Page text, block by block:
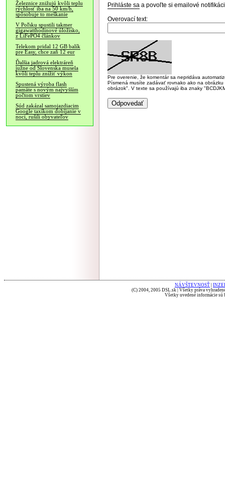
Železnice znižujú kvôli teplu
rýchlosť iba na 50 km/h,
spôsobuje to meškanie
V Poľsku spustili takmer
gigawatthodinové úložisko,
z LiFePO4 článkov
Telekom pridal 12 GB balík
pre Easy, chce zaň 12 eur
Ďalšia jadrová elektráreň
južne od Slovenska musela
kvôli teplu znížiť výkon
Spustená výroba flash
pamäte s novým najvyšším
počtom vrstiev
Súd zakázal samojazdiacim
Google taxíkom dobíjanie v
noci, rušili obyvateľov
Prihláste sa a povoľte si emailové
Overovací text:
Pre overenie, že komentár sa nepridáva
Písmená musíte zadávať rovnako ako na
obrázok". V texte sa používajú iba znaky
NÁVŠTEVNOSŤ
(C) 2004, 2005 DSL.sk | Všetky práva
Všetky uvedené informácie sú